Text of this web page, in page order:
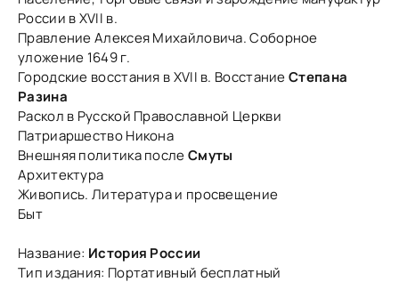
России в ХVII в.
Правление Алексея Михайловича. Соборное
уложение 1649 г.
Городские восстания в ХVII в. ВосстаниеСтепана
Разина
Раскол в Русской Православной Церкви
Патриаршество Никона
Внешняя политика послеСмуты
Архитектура
Живопись. Литература и просвещение
Быт
Название: История России
Тип издания: Портативный бесплатный